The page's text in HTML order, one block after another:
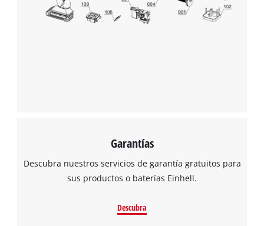
Garantías
Descubra nuestros servicios de garantía gratuitos para
sus productos o baterías Einhell.
Descubra